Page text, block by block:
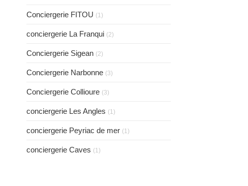
Conciergerie FITOU (1)
conciergerie La Franqui (2)
Conciergerie Sigean (2)
Conciergerie Narbonne (3)
Conciergerie Collioure (3)
conciergerie Les Angles (1)
conciergerie Peyriac de mer (1)
conciergerie Caves (1)